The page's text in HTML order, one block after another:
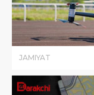
JAMIYAT